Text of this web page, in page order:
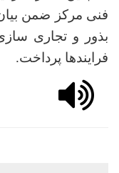
فنی مرکز ضمن
بذور و تجاری
فرایندها پرداخت.